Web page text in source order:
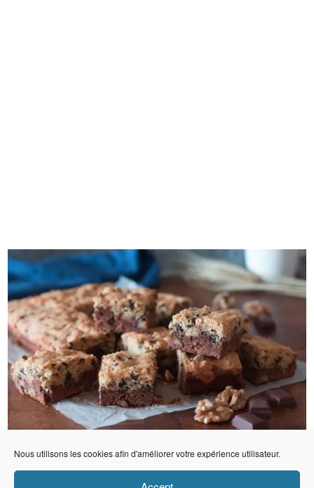
Nous utilisons les cookies afin d'améliorer votre expérience utilisateur.